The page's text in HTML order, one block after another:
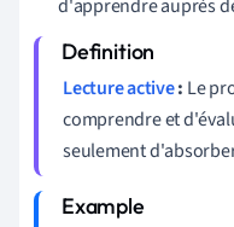
d'apprendre auprès
Lecture active: Le
comprendre et
seulement